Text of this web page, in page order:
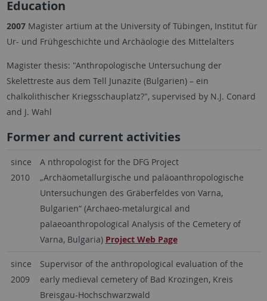
Education
2007Magister artium at the University of Tübingen, Institut für
Ur- und Frühgeschichte und Archäologie des Mittelalters
Magister thesis: "Anthropologische Untersuchung der
Skelettreste aus dem Tell Junazite (Bulgarien) – ein
chalkolithischer Kriegsschauplatz?", supervised by N.J. Conard
and J. Wahl
Former and current activities
since
2010
A nthropologist for the DFG Project
„Archäometallurgische und paläoanthropologische
Untersuchungen des Gräberfeldes von Varna,
Bulgarien“ (Archaeo-metalurgical and
palaeoanthropological Analysis of the Cemetery of
Varna, Bulgaria) Project Web Page
since
2009
Supervisor of the anthropological evaluation of the
early medieval cemetery of Bad Krozingen, Kreis
Breisgau-Hochschwarzwald